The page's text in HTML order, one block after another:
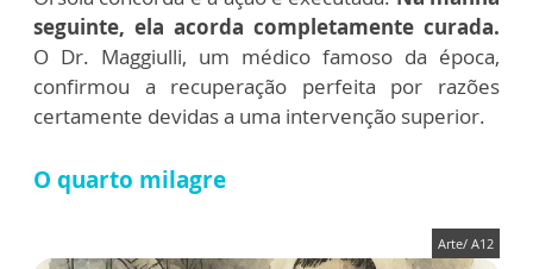
seguinte, ela acorda completamente curada.
O Dr. Maggiulli, um médico famoso da época,
confirmou a recuperação perfeita por razões
certamente devidas a uma intervenção superior.
O quarto milagre
Arte/ A12